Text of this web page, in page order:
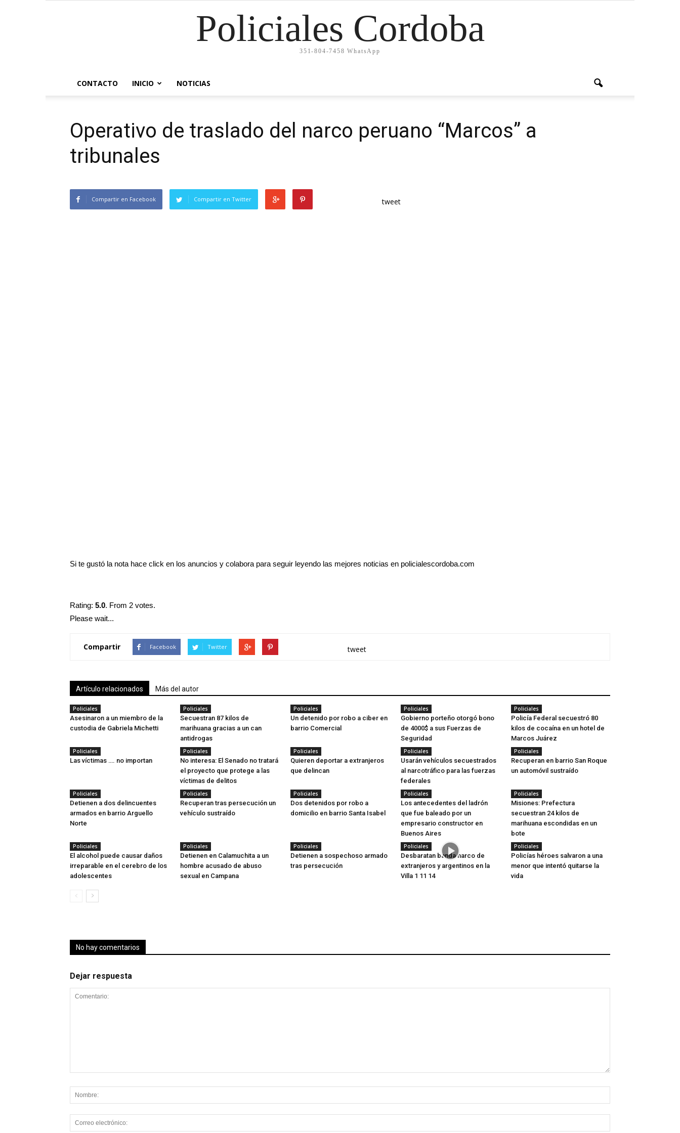
Policiales Cordoba
351-804-7458 WhatsApp
CONTACTO INICIO NOTICIAS
Operativo de traslado del narco peruano “Marcos” a
tribunales
Compartir en Facebook Compartir en Twitter tweet
Si te gustó la nota hace click en los anuncios y colabora para seguir leyendo las mejores noticias en policialescordoba.com
Rating: 5.0. From 2 votes.
Please wait...
Compartir Facebook Twitter tweet
Artículo relacionados Más del autor
Policiales
Asesinaron a un miembro de la
custodia de Gabriela Michetti
Policiales
Secuestran 87 kilos de
marihuana gracias a un can
antidrogas
Policiales
Un detenido por robo a ciber en
barrio Comercial
Policiales
Gobierno porteño otorgó bono
de 4000$ a sus Fuerzas de
Seguridad
Policiales
Policía Federal secuestró 80
kilos de cocaína en un hotel de
Marcos Juárez
Policiales
Las víctimas …. no importan
Policiales
No interesa: El Senado no tratará
el proyecto que protege a las
víctimas de delitos
Policiales
Quieren deportar a extranjeros
que delincan
Policiales
Usarán vehículos secuestrados
al narcotráfico para las fuerzas
federales
Policiales
Recuperan en barrio San Roque
un automóvil sustraído
Policiales
Detienen a dos delincuentes
armados en barrio Arguello
Norte
Policiales
Recuperan tras persecución un
vehículo sustraído
Policiales
Dos detenidos por robo a
domicilio en barrio Santa Isabel
Policiales
Los antecedentes del ladrón
que fue baleado por un
empresario constructor en
Buenos Aires
Policiales
Misiones: Prefectura
secuestran 24 kilos de
marihuana escondidas en un
bote
Policiales
El alcohol puede causar daños
irreparable en el cerebro de los
adolescentes
Policiales
Detienen en Calamuchita a un
hombre acusado de abuso
sexual en Campana
Policiales
Detienen a sospechoso armado
tras persecución
Policiales
Desbaratan banda narco de
extranjeros y argentinos en la
Villa 1 11 14
Policiales
Policías héroes salvaron a una
menor que intentó quitarse la
vida
No hay comentarios
Dejar respuesta